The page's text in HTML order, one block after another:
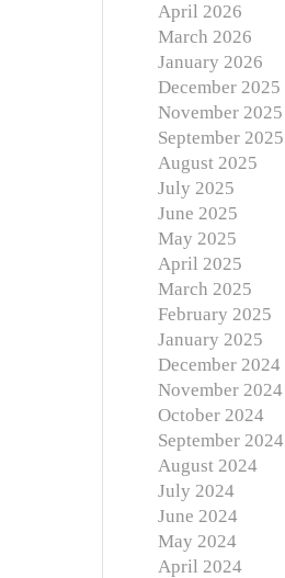
April 2026
March 2026
January 2026
December 2025
November 2025
September 2025
August 2025
July 2025
June 2025
May 2025
April 2025
March 2025
February 2025
January 2025
December 2024
November 2024
October 2024
September 2024
August 2024
July 2024
June 2024
May 2024
April 2024